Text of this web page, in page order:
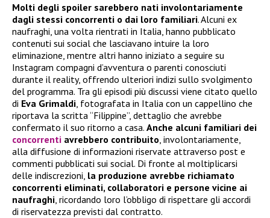
Molti degli spoiler sarebbero nati involontariamente
dagli stessi concorrenti o dai loro familiari. Alcuni ex
naufraghi, una volta rientrati in Italia, hanno pubblicato
contenuti sui social che lasciavano intuire la loro
eliminazione, mentre altri hanno iniziato a seguire su
Instagram compagni d’avventura o parenti conosciuti
durante il reality, offrendo ulteriori indizi sullo svolgimento
del programma. Tra gli episodi più discussi viene citato quello
di Eva Grimaldi , fotografata in Italia con un cappellino che
riportava la scritta “Filippine”, dettaglio che avrebbe
confermato il suo ritorno a casa. Anche alcuni familiari dei
concorrenti avrebbero contribuito , involontariamente,
alla diffusione di informazioni riservate attraverso post e
commenti pubblicati sui social. Di fronte al moltiplicarsi
delle indiscrezioni, la produzione avrebbe richiamato
concorrenti eliminati, collaboratori e persone vicine ai
naufraghi , ricordando loro l’obbligo di rispettare gli accordi
di riservatezza previsti dal contratto.